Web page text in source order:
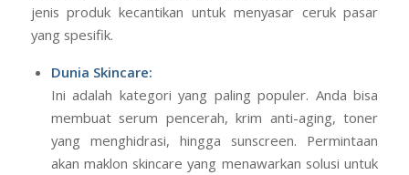
jenis produk kecantikan untuk menyasar ceruk pasar
yang spesifik.
Dunia Skincare:
Ini adalah kategori yang paling populer. Anda bisa
membuat serum pencerah, krim anti-aging, toner
yang menghidrasi, hingga sunscreen. Permintaan
akan maklon skincare yang menawarkan solusi untuk